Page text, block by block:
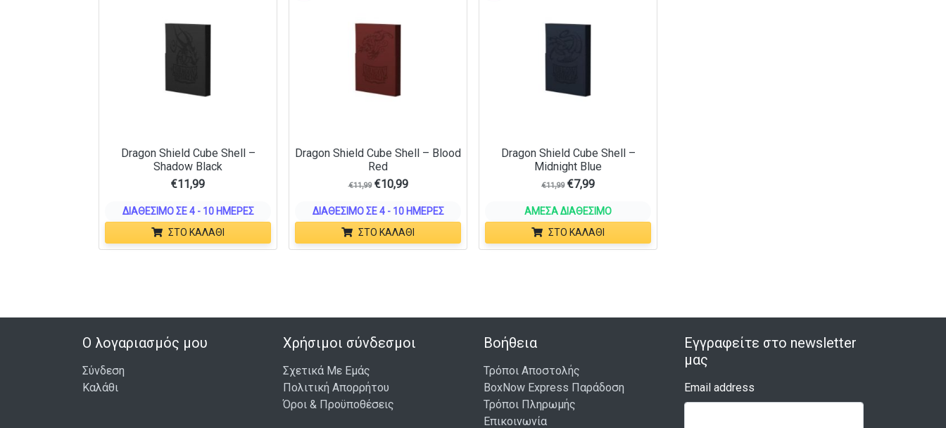
Dragon Shield Cube Shell –
Shadow Black
€11,99
ΔΙΑΘΈΣΙΜΟ ΣΕ 4 - 10 ΗΜΈΡΕΣ
ΣΤΟ ΚΑΛΆΘΙ
Dragon Shield Cube Shell – Blood
Red
€11,99 €10,99
ΔΙΑΘΈΣΙΜΟ ΣΕ 4 - 10 ΗΜΈΡΕΣ
ΣΤΟ ΚΑΛΆΘΙ
Dragon Shield Cube Shell –
Midnight Blue
€11,99 €7,99
ΆΜΕΣΑ ΔΙΑΘΈΣΙΜΟ
ΣΤΟ ΚΑΛΆΘΙ
Ο λογαριασμός μου
Σύνδεση
Καλάθι
Χρήσιμοι σύνδεσμοι
Σχετικά Με Εμάς
Πολιτική Απορρήτου
Όροι & Προϋποθέσεις
Βοήθεια
Τρόποι Αποστολής
BoxNow Express Παράδοση
Τρόποι Πληρωμής
Επικοινωνία
Εγγραφείτε στο newsletter
μας
Email address